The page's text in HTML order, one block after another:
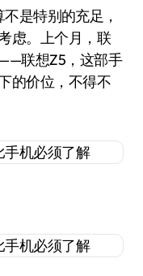
是特别的充足，
虑。上个月，联
联想Z5，这部手
的价位，不得不